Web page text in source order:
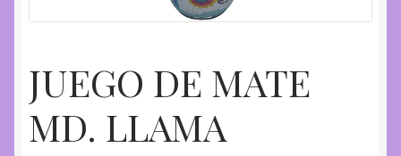
JUEGO DE MATE
MD. LLAMA